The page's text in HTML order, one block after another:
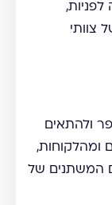
צוותי
ולהתאים
המשתנים של